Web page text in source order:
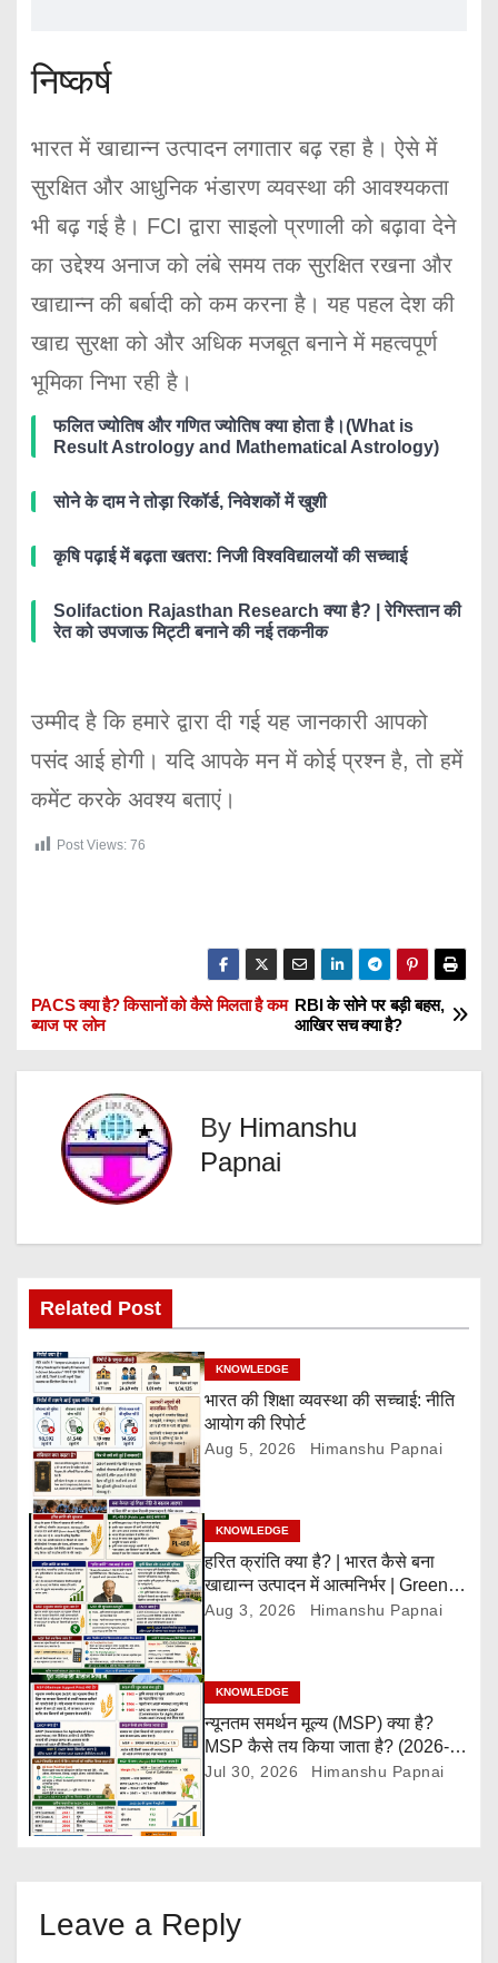
निष्कर्ष
भारत में खाद्यान्न उत्पादन लगातार बढ़ रहा है। ऐसे में
सुरक्षित और आधुनिक भंडारण व्यवस्था की आवश्यकता
भी बढ़ गई है। FCI द्वारा साइलो प्रणाली को बढ़ावा देने
का उद्देश्य अनाज को लंबे समय तक सुरक्षित रखना और
खाद्यान्न की बर्बादी को कम करना है। यह पहल देश की
खाद्य सुरक्षा को और अधिक मजबूत बनाने में महत्वपूर्ण
भूमिका निभा रही है।
फलित ज्योतिष और गणित ज्योतिष क्या होता है।(What is
Result Astrology and Mathematical Astrology)
सोने के दाम ने तोड़ा रिकॉर्ड, निवेशकों में खुशी
कृषि पढ़ाई में बढ़ता खतरा: निजी विश्वविद्यालयों की सच्चाई
Solifaction Rajasthan Research क्या है? | रेगिस्तान की
रेत को उपजाऊ मिट्टी बनाने की नई तकनीक
उम्मीद है कि हमारे द्वारा दी गई यह जानकारी आपको
पसंद आई होगी। यदि आपके मन में कोई प्रश्न है, तो हमें
कमेंट करके अवश्य बताएं।
Post Views: 76
P
o
a
v
i
g
a
t
i
o
n
RBI के सोने पर बड़ी बहस,
आखिर सच क्या है?
PACS क्या है? किसानों को कैसे मिलता है कम
ब्याज पर लोन
By Himanshu
Papnai
Related Post
KNOWLEDGE
भारत की शिक्षा व्यवस्था की सच्चाई: नीति
आयोग की रिपोर्ट
Aug 5, 2026 Himanshu Papnai
KNOWLEDGE
हरित क्रांति क्या है? | भारत कैसे बना
खाद्यान्न उत्पादन में आत्मनिर्भर | Green
Revolution Explained
Aug 3, 2026 Himanshu Papnai
KNOWLEDGE
न्यूनतम समर्थन मूल्य (MSP) क्या है?
MSP कैसे तय किया जाता है? (2026-
27)
Jul 30, 2026 Himanshu Papnai
Leave a Reply